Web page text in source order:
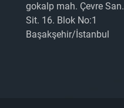
gokalp mah. Çevre San.
Sit. 16. Blok No:1
Başakşehir/İstanbul